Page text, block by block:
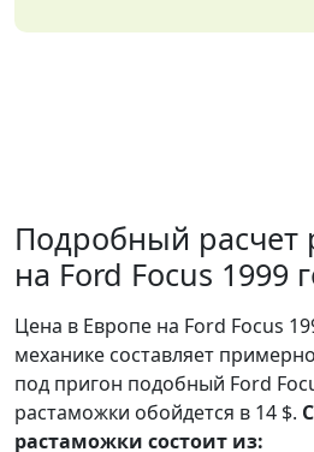
Подробный расчет
на Ford Focus 1999
Цена в Европе на Ford Focus
механике составляет
под пригон подобный Ford
растаможки обойдется в 14 $.
растаможки состоит из: